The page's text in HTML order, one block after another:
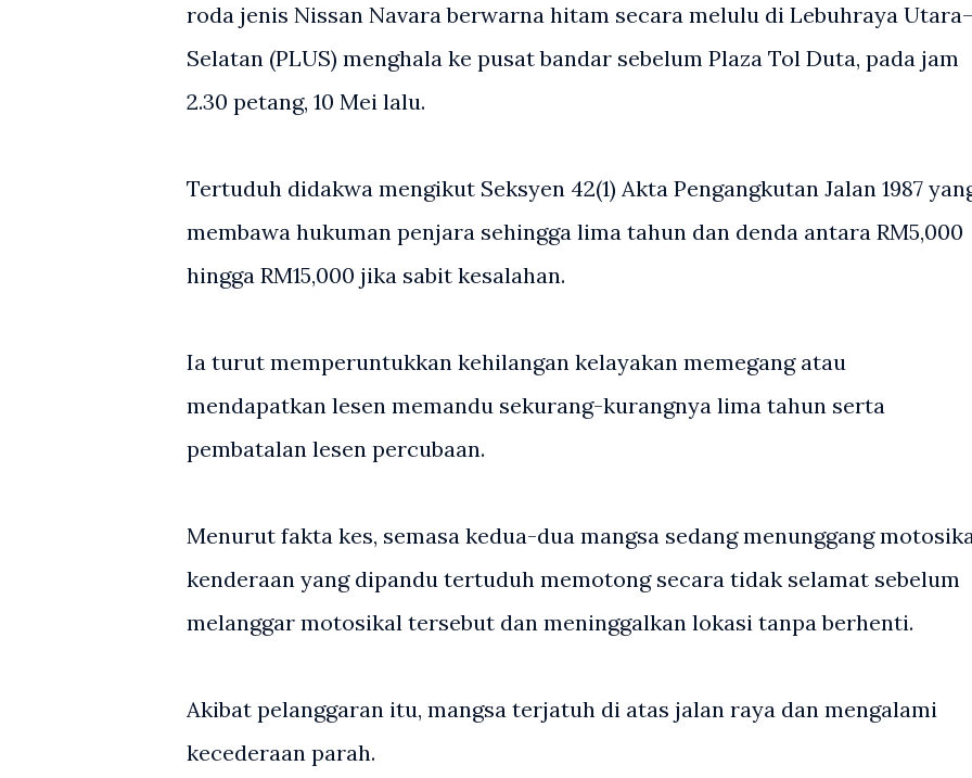
roda jenis Nissan Navara berwarna hitam secara melulu di Lebuhraya
Selatan (PLUS) menghala ke pusat bandar sebelum Plaza Tol Duta, pada jam
2.30 petang, 10 Mei lalu.
Tertuduh didakwa mengikut Seksyen 42(1) Akta Pengangkutan Jalan 1987
membawa hukuman penjara sehingga lima tahun dan denda antara RM5,000
hingga RM15,000 jika sabit kesalahan.
Ia turut memperuntukkan kehilangan kelayakan memegang atau
mendapatkan lesen memandu sekurang-kurangnya lima tahun serta
pembatalan lesen percubaan.
Menurut fakta kes, semasa kedua-dua mangsa sedang menunggang
kenderaan yang dipandu tertuduh memotong secara tidak selamat sebelum
melanggar motosikal tersebut dan meninggalkan lokasi tanpa berhenti.
Akibat pelanggaran itu, mangsa terjatuh di atas jalan raya dan mengalami
kecederaan parah.